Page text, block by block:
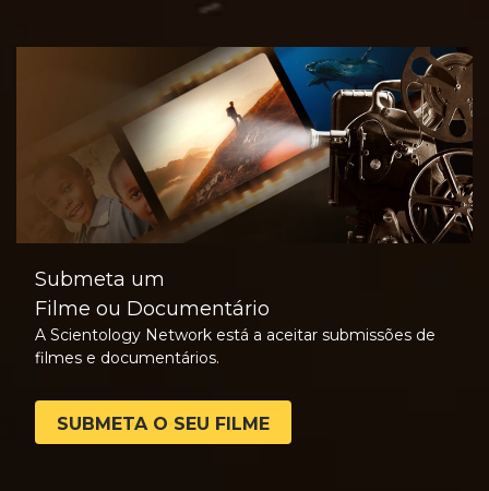
Submeta um
Filme ou Documentário
A Scientology Network está a aceitar submissões de
filmes e documentários.
SUBMETA O SEU FILME